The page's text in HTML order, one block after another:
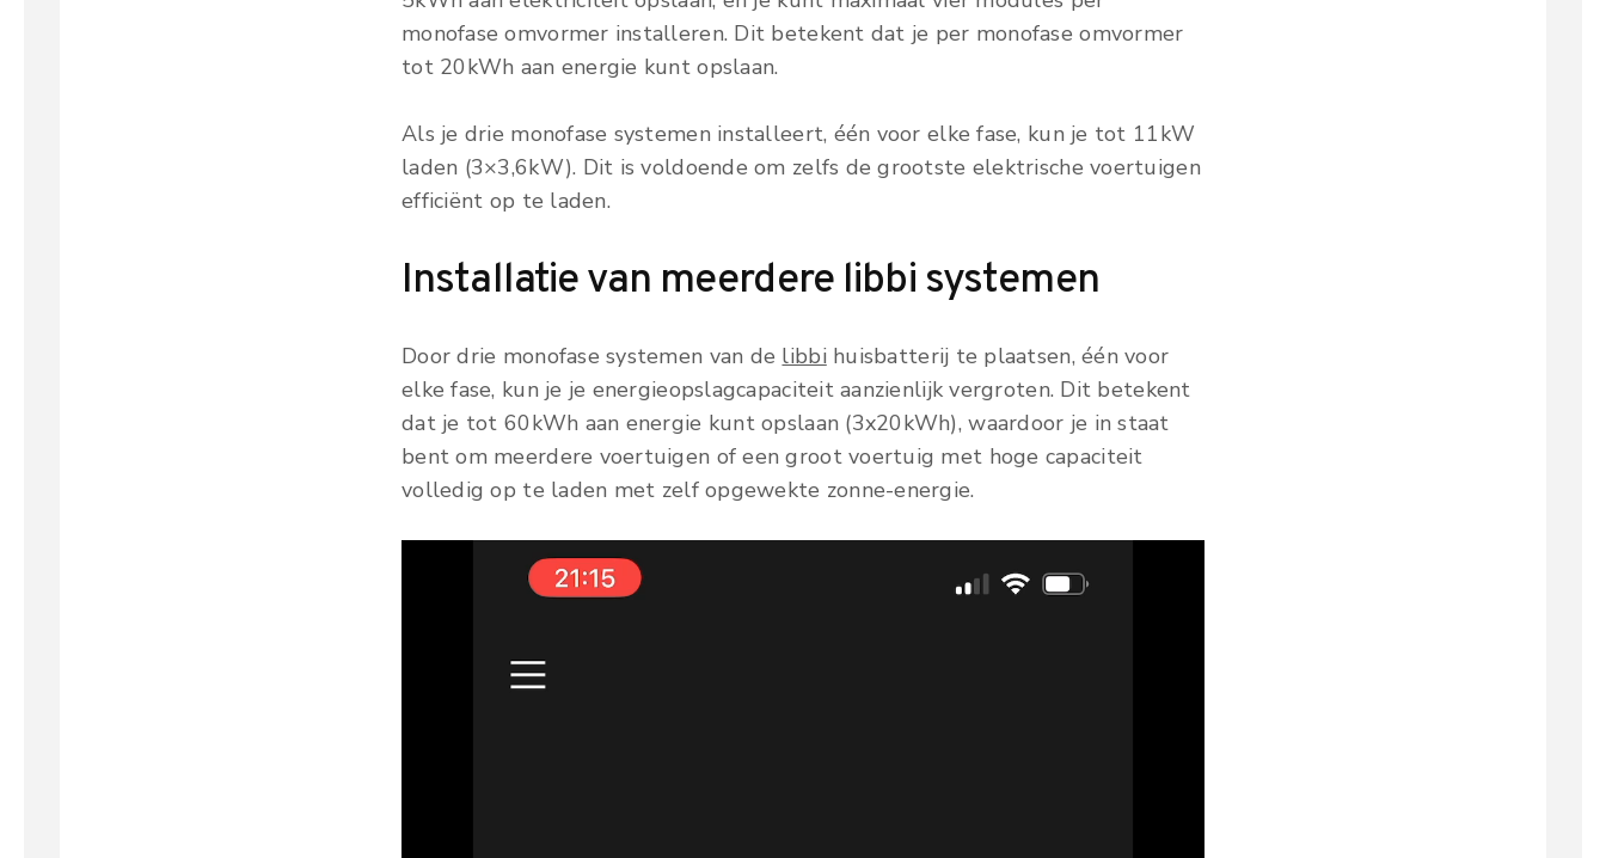
monofase omvormer installeren. Dit betekent dat je per monofase omvormer
tot 20kWh aan energie kunt opslaan.
Als je drie monofase systemen installeert, één voor elke fase, kun je tot 11kW
laden (3×3,6kW). Dit is voldoende om zelfs de grootste elektrische voertuigen
efficiënt op te laden.
Installatie van meerdere libbi systemen
Door drie monofase systemen van de libbi huisbatterij te plaatsen, één voor
elke fase, kun je je energieopslagcapaciteit aanzienlijk vergroten. Dit betekent
dat je tot 60kWh aan energie kunt opslaan (3x20kWh), waardoor je in staat
bent om meerdere voertuigen of een groot voertuig met hoge capaciteit
volledig op te laden met zelf opgewekte zonne-energie.